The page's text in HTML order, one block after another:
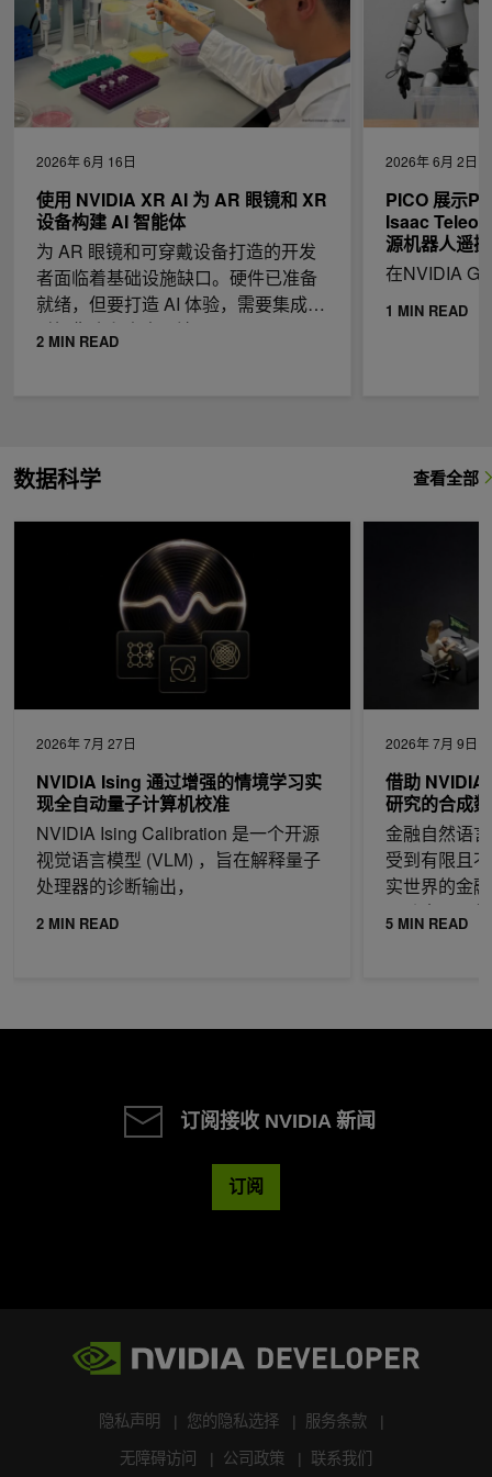
2026年 6月 16日
使用 NVIDIA XR AI 为 AR 眼镜和 XR
设备构建 AI 智能体
为 AR 眼镜和可穿戴设备打造的开发
者面临着基础设施缺口。硬件已准备
就绪，但要打造 AI 体验，需要集成实
时摄像头和麦克风流、
2 MIN READ
2026年 6月 2日
PICO 展示
Isaac
源机器人遥
在NVIDIA
1 MIN READ
数据科学 查看全部
2026年 7月 27日
NVIDIA Ising 通过增强的情境学习实
现全自动量子计算机校准
NVIDIA Ising Calibration 是一个开源
视觉语言模型 (VLM) ，旨在解释量子
处理器的诊断输出，
2 MIN READ
NVIDIA Ising 通过增强的情境学习实现全自动量子计算机校准
2026年 7月 9日
借助 NVIDIA
研究的合成
金融自然语
受到有限且
实世界的金
票动态，而
5 MIN READ
借助 NVIDIA
订阅接收 NVIDIA 新闻
订阅
隐私声明 您的隐私选择 服务条款
无障碍访问 公司政策 联系我们